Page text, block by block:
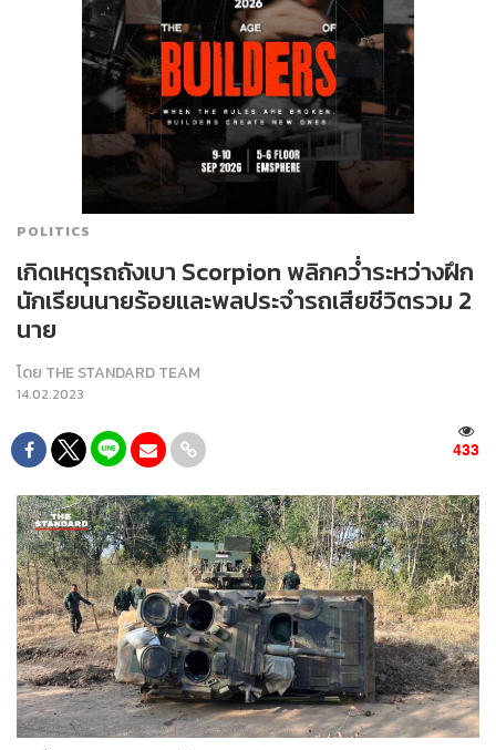
POLITICS
เกิดเหตุรถถังเบา Scorpion พลิกคว่ำระหว่างฝึก
นักเรียนนายร้อยและพลประจำรถเสียชีวิตรวม 2
นาย
โดย THE STANDARD TEAM
14.02.2023
433